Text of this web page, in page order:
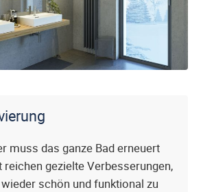
muss das ganze Bad erneuert
reichen gezielte Verbesserungen,
schön und funktional zu